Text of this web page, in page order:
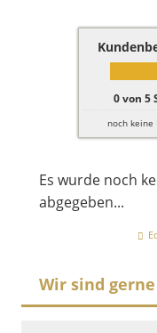
0von 5
noch keine
Es wurde noch
abgegeben...
Wir sind